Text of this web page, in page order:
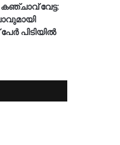
വേട്ട:
പിടിയിൽ